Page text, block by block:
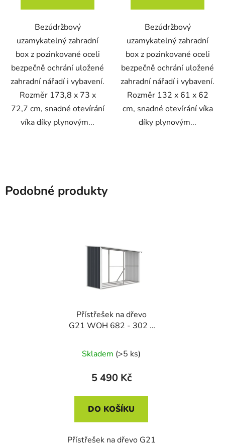
Bezúdržbový
uzamykatelný zahradní
box z pozinkované oceli
bezpečně ochrání uložené
zahradní nářadí i vybavení.
Rozměr 173,8 x 73 x
72,7 cm, snadné otevírání
víka díky plynovým...
Bezúdržbový
uzamykatelný zahradní
box z pozinkované oceli
bezpečně ochrání uložené
zahradní nářadí i vybavení.
Rozměr 132 x 61 x 62
cm, snadné otevírání víka
díky plynovým...
Podobné produkty
Přístřešek na dřevo
G21 WOH 682 - 302 x
Skladem (>5 ks)
5 490 Kč
DO KOŠÍKU
Přístřešek na dřevo G21